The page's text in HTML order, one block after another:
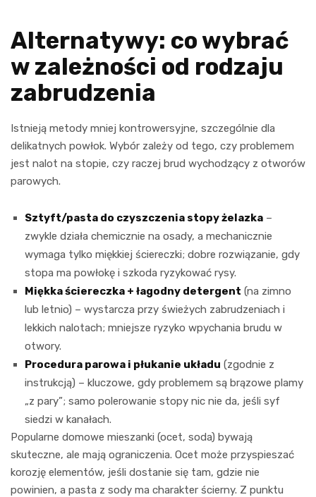
Alternatywy: co wybrać
w zależności od rodzaju
zabrudzenia
Istnieją metody mniej kontrowersyjne, szczególnie dla
delikatnych powłok. Wybór zależy od tego, czy problemem
jest nalot na stopie, czy raczej brud wychodzący z otworów
parowych.
Sztyft/pasta do czyszczenia stopy żelazka –
zwykle działa chemicznie na osady, a mechanicznie
wymaga tylko miękkiej ściereczki; dobre rozwiązanie, gdy
stopa ma powłokę i szkoda ryzykować rysy.
Miękka ściereczka + łagodny detergent (na zimno
lub letnio) – wystarcza przy świeżych zabrudzeniach i
lekkich nalotach; mniejsze ryzyko wpychania brudu w
otwory.
Procedura parowa i płukanie układu (zgodnie z
instrukcją) – kluczowe, gdy problemem są brązowe plamy
„z pary”; samo polerowanie stopy nic nie da, jeśli syf
siedzi w kanałach.
Popularne domowe mieszanki (ocet, soda) bywają
skuteczne, ale mają ograniczenia. Ocet może przyspieszać
korozję elementów, jeśli dostanie się tam, gdzie nie
powinien, a pasta z sody ma charakter ścierny. Z punktu